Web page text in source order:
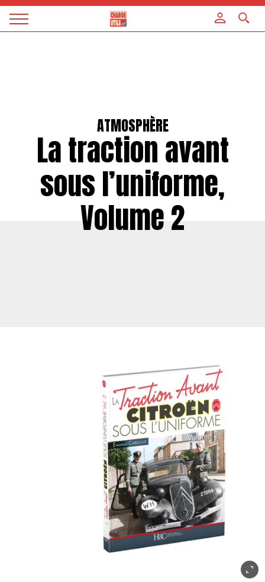
Magazine
ATMOSPHÈRE
La traction avant
sous l’uniforme,
Volume 2
Panneau de gestion des cookies